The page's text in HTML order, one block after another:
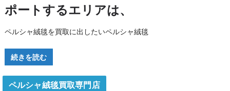
ポートするエリアは、
ペルシャ絨毯を買取に出したいペルシャ絨毯
続きを読む
ペルシャ絨毯買取専門店